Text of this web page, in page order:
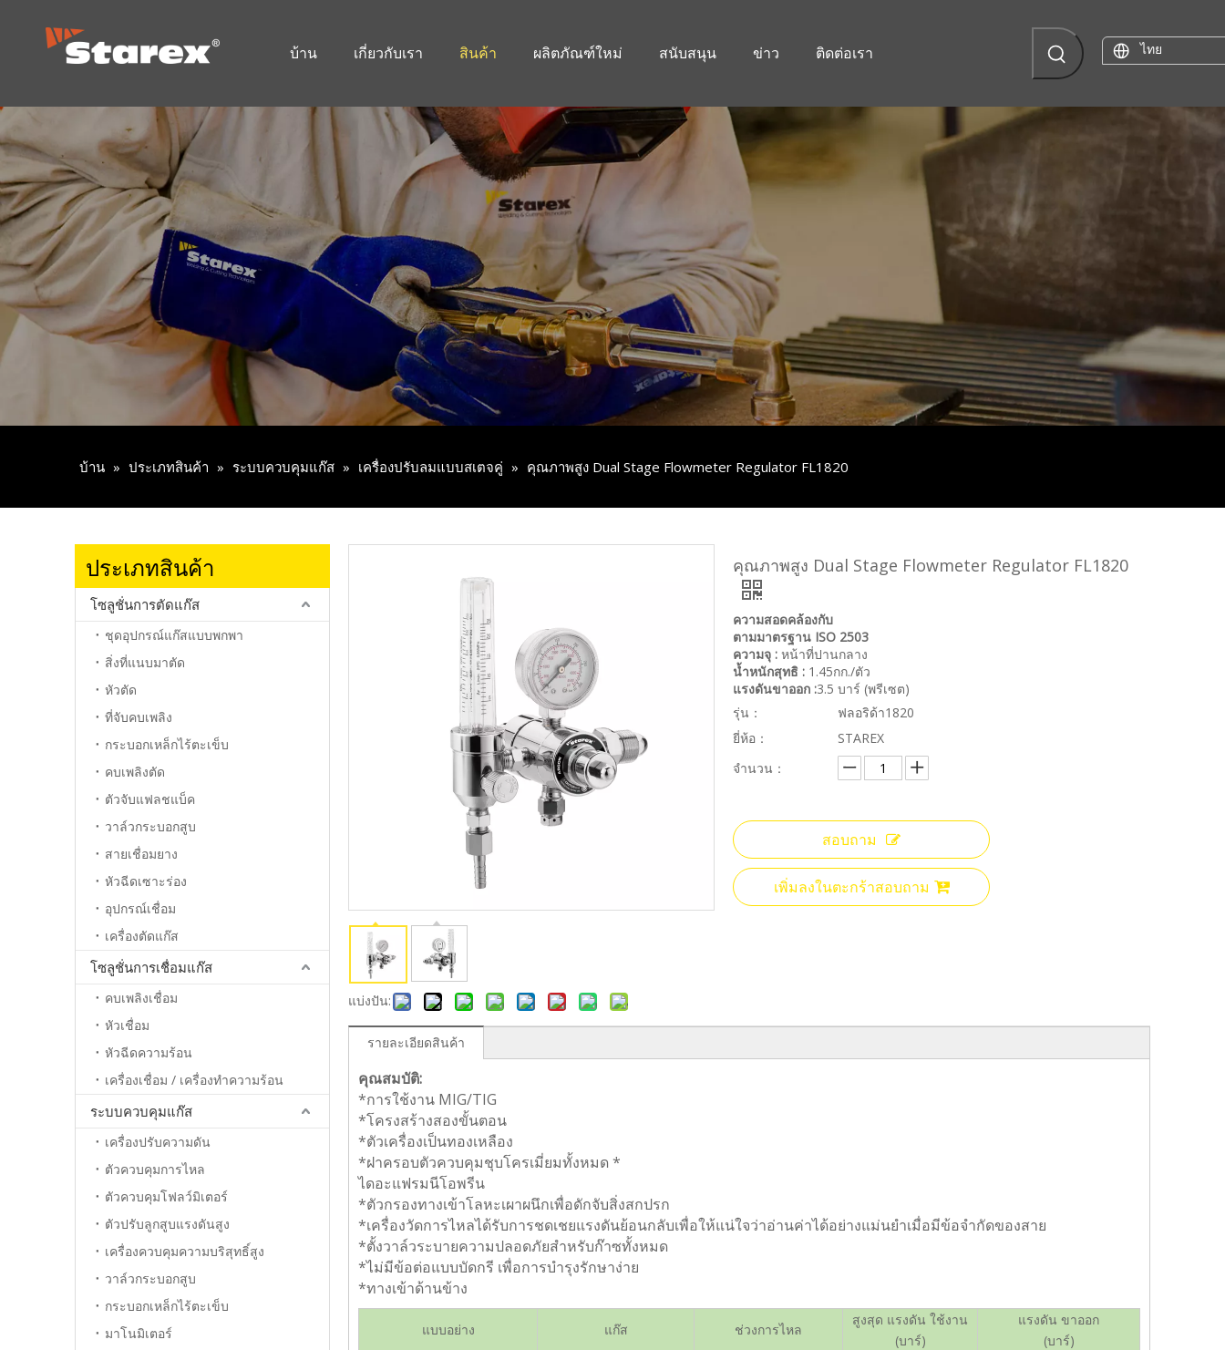
บ้าน เกี่ยวกับเรา สินค้า ผลิตภัณฑ์ใหม่ สนับสนุน ข่าว ติดต่อเรา ไทย
บ้าน » ประเภทสินค้า » ระบบควบคุมแก๊ส » เครื่องปรับลมแบบสเตจคู่ » คุณภาพสูง Dual Stage Flowmeter Regulator FL1820
ประเภทสินค้า
โซลูชั่นการตัดแก๊ส
ชุดอุปกรณ์แก๊สแบบพกพา
สิ่งที่แนบมาตัด
หัวตัด
ที่จับคบเพลิง
กระบอกเหล็กไร้ตะเข็บ
คบเพลิงตัด
ตัวจับแฟลชแบ็ค
วาล์วกระบอกสูบ
สายเชื่อมยาง
หัวฉีดเซาะร่อง
อุปกรณ์เชื่อม
เครื่องตัดแก๊ส
โซลูชั่นการเชื่อมแก๊ส
คบเพลิงเชื่อม
หัวเชื่อม
หัวฉีดความร้อน
เครื่องเชื่อม / เครื่องทำความร้อน
ระบบควบคุมแก๊ส
เครื่องปรับความดัน
ตัวควบคุมการไหล
ตัวควบคุมโฟลว์มิเตอร์
ตัวปรับลูกสูบแรงดันสูง
เครื่องควบคุมความบริสุทธิ์สูง
วาล์วกระบอกสูบ
กระบอกเหล็กไร้ตะเข็บ
มาโนมิเตอร์
แบ่งปัน:
คุณภาพสูง Dual Stage Flowmeter Regulator FL1820
ความสอดคล้องกับ
ตามมาตรฐาน ISO 2503
ความจุ : หน้าที่ปานกลาง
น้ำหนักสุทธิ : 1.45กก./ตัว
แรงดันขาออก :3.5 บาร์ (พรีเซต)
รุ่น：
ฟลอริด้า1820
ยี่ห้อ：
STAREX
จำนวน：
สอบถาม
เพิ่มลงในตะกร้าสอบถาม
รายละเอียดสินค้า
คุณสมบัติ:
*การใช้งาน MIG/TIG
*โครงสร้างสองขั้นตอน
*ตัวเครื่องเป็นทองเหลือง
*ฝาครอบตัวควบคุมชุบโครเมี่ยมทั้งหมด *
ไดอะแฟรมนีโอพรีน
*ตัวกรองทางเข้าโลหะเผาผนึกเพื่อดักจับสิ่งสกปรก
*เครื่องวัดการไหลได้รับการชดเชยแรงดันย้อนกลับเพื่อให้แน่ใจว่าอ่านค่าได้อย่างแม่นยำเมื่อมีข้อจำกัดของสาย
*ตั้งวาล์วระบายความปลอดภัยสำหรับก๊าซทั้งหมด
*ไม่มีข้อต่อแบบบัดกรี เพื่อการบำรุงรักษาง่าย
*ทางเข้าด้านข้าง
แบบอย่าง แก๊ส ช่วงการไหล
สูงสุด แรงดัน ใช้งาน
(บาร์)
แรงดัน ขาออก
(บาร์)